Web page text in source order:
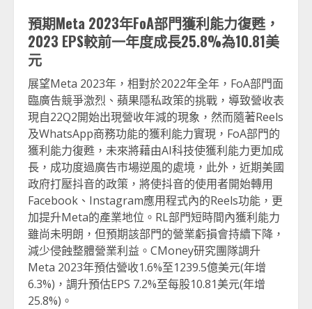
預期Meta 2023年FoA部門獲利能力復甦，
2023 EPS較前一年度成長25.8%為10.81美
元
展望Meta 2023年，相對於2022年全年，FoA部門面
臨廣告競爭激烈、蘋果隱私政策的挑戰，導致營收表
現自22Q2開始出現營收年減的現象，然而隨著Reels
及WhatsApp商務功能的獲利能力實現，FoA部門的
獲利能力復甦，未來將藉由AI科技使獲利能力更加成
長，成功度過廣告市場逆風的處境，此外，近期美國
政府打壓抖音的政策，將使抖音的使用者開始轉用
Facebook、Instagram應用程式內的Reels功能，更
加提升Meta的產業地位。RL部門短時間內獲利能力
雖尚未明朗，但預期該部門的營業虧損會持續下降，
減少侵蝕整體營業利益。CMoney研究團隊調升
Meta 2023年預估營收1.6%至1239.5億美元(年增
6.3%)，調升預估EPS 7.2%至每股10.81美元(年增
25.8%)。